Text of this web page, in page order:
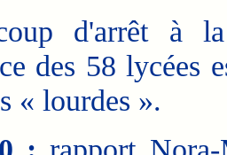
d'arrêt à
des 58 lycées
« lourdes ».